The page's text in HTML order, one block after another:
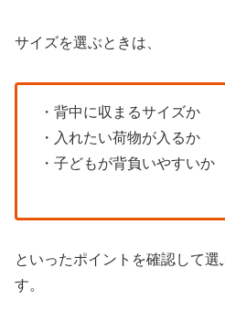
サイズを選ぶときは、
・背中に収まるサイズか
・入れたい荷物が入るか
・子どもが背負いやすいか
といったポイントを確認して選
す。